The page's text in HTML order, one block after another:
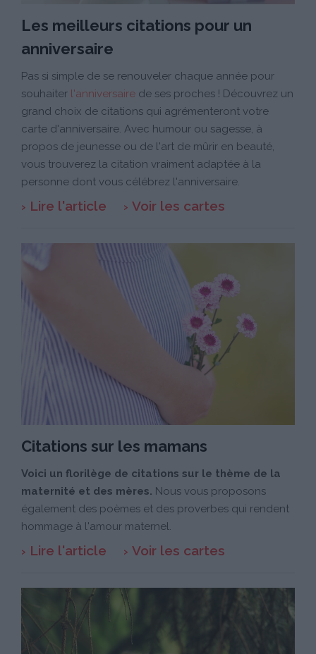
Les meilleurs citations pour un
anniversaire
Pas si simple de se renouveler chaque année pour
souhaiter l'anniversaire de ses proches ! Découvrez un
grand choix de citations qui agrémenteront votre
carte d'anniversaire. Avec humour ou sagesse, à
propos de jeunesse ou de l'art de mûrir en beauté,
vous trouverez la citation vraiment adaptée à la
personne dont vous célébrez l'anniversaire.
Lire l'article Voir les cartes
Citations sur les mamans
Voici un florilège de citations sur le thème de la
maternité et des mères. Nous vous proposons
également des poèmes et des proverbes qui rendent
hommage à l'amour maternel.
Lire l'article Voir les cartes